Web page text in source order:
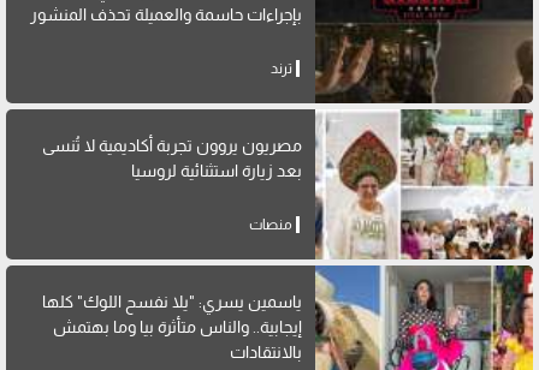
بإجراءات حاسمة والعميلة تحذف المنشور
ترند
مصريون يروون تجربة أكاديمية لا تُنسى
بعد زيارة استثنائية لروسيا
منصات
ياسمين يسري: "يلا نفسح اللوك" كلها
إيجابية.. والناس متأثرة بيا وما بهتمش
بالانتقادات